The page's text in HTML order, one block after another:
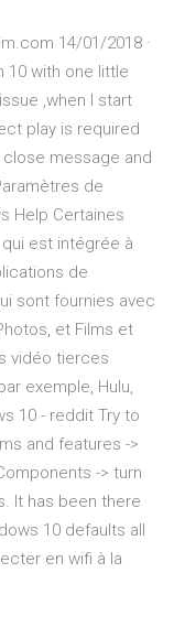
14/01/2018 ·
10 with one little
,when I start
play is required
message and
de
Help Certaines
est intégrée à
de
sont fournies avec
et Films et
vidéo tierces
exemple, Hulu,
10 - reddit Try to
and features ->
-> turn
It has been there
10 defaults all
en wifi à la